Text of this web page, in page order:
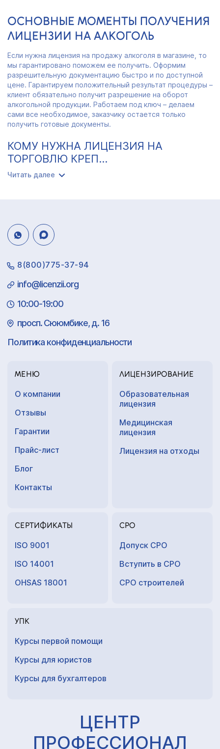
ОСНОВНЫЕ МОМЕНТЫ ПОЛУЧЕНИЯ
ЛИЦЕНЗИИ НА АЛКОГОЛЬ
Если нужна лицензия на продажу алкоголя в магазине, то
мы гарантировано поможем ее получить. Оформим
разрешительную документацию быстро и по доступной
цене. Гарантируем положительный результат процедуры –
клиент обязательно получит разрешение на оборот
алкогольной продукции. Работаем под ключ – делаем
сами все необходимое, заказчику остается только
получить готовые документы.
КОМУ НУЖНА ЛИЦЕНЗИЯ НА
ТОРГОВЛЮ КРЕП...
Читать далее
8(800)775-37-94
info@licenzii.org
10:00-19:00
просп. Сююмбике, д. 16
Политика конфиденциальности
МЕНЮ
О компании
Отзывы
Гарантии
Прайс-лист
Блог
Контакты
ЛИЦЕНЗИРОВАНИЕ
Образовательная
лицензия
Медицинская
лицензия
Лицензия на отходы
СЕРТИФИКАТЫ
ISO 9001
ISO 14001
OHSAS 18001
СРО
Допуск СРО
Вступить в СРО
СРО строителей
УПК
Курсы первой помощи
Курсы для юристов
Курсы для бухгалтеров
ЦЕНТР
ПРОФЕССИОНАЛ